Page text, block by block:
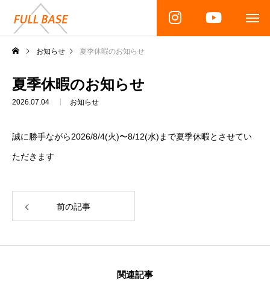
お知らせ 夏季休暇のお知らせ
夏季休暇のお知らせ
2026.07.04 お知らせ
誠に勝手ながら2026/8/4(火)〜8/12(水)まで夏季休暇とさせてい
ただきます
前の記事
関連記事